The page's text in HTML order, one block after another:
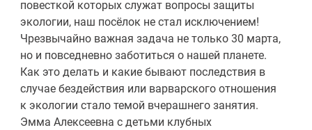
повесткой которых служат вопросы защиты
экологии, наш посёлок не стал исключением!
Чрезвычайно важная задача не только 30 марта,
но и повседневно заботиться о нашей планете.
Как это делать и какие бывают последствия в
случае бездействия или варварского отношения
к экологии стало темой вчерашнего занятия.
Эмма Алексеевна с детьми клубных